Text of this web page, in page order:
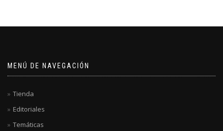
MENÚ DE NAVEGACIÓN
Tienda
Editoriales
Temáticas